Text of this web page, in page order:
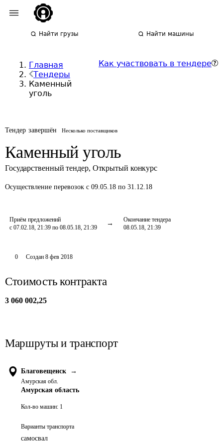
Найти грузы Найти машины
Главная
Тендеры
Каменный
уголь
Как участвовать в тендере
Тендер завершён Несколько поставщиков
Каменный уголь
Государственный тендер, Открытый конкурс
Осуществление перевозок с 09.05.18 по 31.12.18
Приём предложений
с 07.02.18, 21:39 по 08.05.18, 21:39
Окончание тендера
08.05.18, 21:39
0 Создан 8 фев 2018
Стоимость контракта
3 060 002,25
Маршруты и транспорт
Благовещенск →
Амурская обл.
Амурская область
Кол-во машин: 1
Варианты транспорта
самосвал